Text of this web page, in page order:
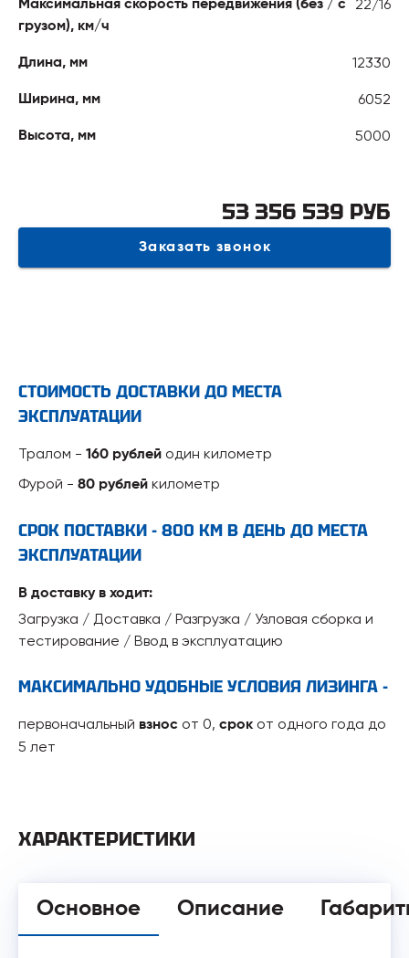
Максимальная скорость передвижения (без / с
грузом), км/ч
22/16
Длина, мм 12330
Ширина, мм 6052
Высота, мм 5000
Заказать звонок
53 356 539 РУБ
СТОИМОСТЬ ДОСТАВКИ ДО МЕСТА
ЭКСПЛУАТАЦИИ
Тралом - 160 рублей один километр
Фурой - 80 рублей километр
СРОК ПОСТАВКИ - 800 КМ В ДЕНЬ ДО МЕСТА
ЭКСПЛУАТАЦИИ
В доставку в ходит:
Загрузка / Доставка / Разгрузка / Узловая сборка и
тестирование / Ввод в эксплуатацию
МАКСИМАЛЬНО УДОБНЫЕ УСЛОВИЯ ЛИЗИНГА -
первоначальный взнос от 0, срок от одного года до
5 лет
ХАРАКТЕРИСТИКИ
Основное Описание